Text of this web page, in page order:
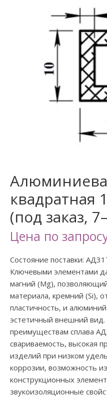
квадратная
(под заказ,
Цена по
Состояние поставки:
Ключевыми элементами
магний (Mg),
материала, кремний (Si),
пластичность, и
эстетичный внешний
преимуществам сплава
свариваемость, высокая
изделий при низком
коррозии, возможность
конструкционных
звукоизоляционные